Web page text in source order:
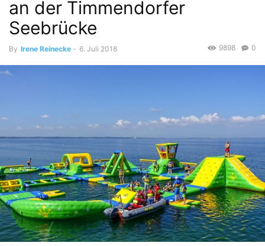
an der Timmendorfer
Seebrücke
By Irene Reinecke - 6. Juli 2018 0
9898